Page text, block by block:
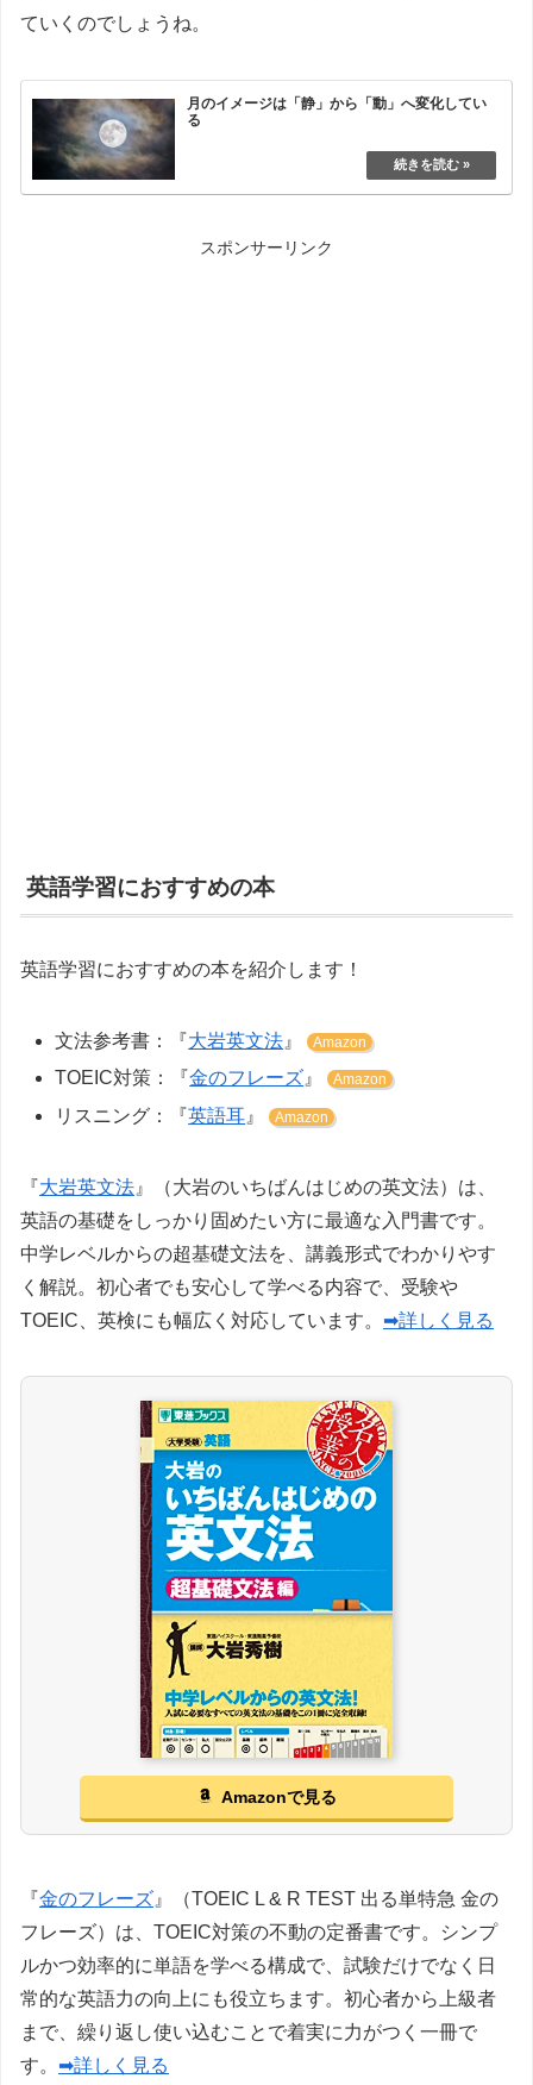
ていくのでしょうね。
月のイメージは「静」から「動」へ変化してい
る
スポンサーリンク
英語学習におすすめの本
英語学習におすすめの本を紹介します！
文法参考書：『大岩英文法 』 Amazon
TOEIC対策：『金のフレーズ』 Amazon
リスニング：『英語耳 』 Amazon
『大岩英文法 』（大岩のいちばんはじめの英文法）は、
英語の基礎をしっかり固めたい方に最適な入門書です。
中学レベルからの超基礎文法を、講義形式でわかりやす
く解説。初心者でも安心して学べる内容で、受験や
TOEIC、英検にも幅広く対応しています。 ➡詳しく見る
Amazonで見る
『金のフレーズ 』（TOEIC L & R TEST 出る単特急 金の
フレーズ）は、TOEIC対策の不動の定番書です。シンプ
ルかつ効率的に単語を学べる構成で、試験だけでなく日
常的な英語力の向上にも役立ちます。初心者から上級者
まで、繰り返し使い込むことで着実に力がつく一冊で
す。 ➡詳しく見る